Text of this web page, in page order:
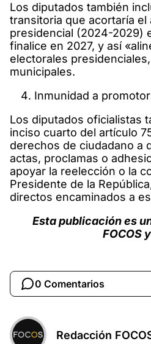
Los diputados también
transitoria que acortaría el
presidencial (2024-2029)
finalice en 2027, y así
electorales
municipales.
Inmunidad a
Los diputados oficialistas
inciso cuarto del artículo
derechos de ciudadano a
actas, proclamas o
apoyar la reelección o la
Presidente de la
directos encaminados a
Esta publicación es
FOCOS
0 Comentarios
Redacción